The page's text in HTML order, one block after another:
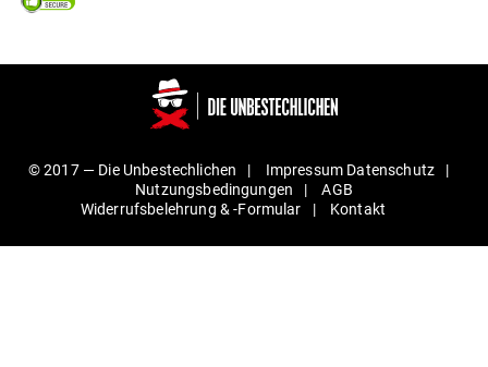
© 2017 — Die Unbestechlichen Impressum Daten­schutz
Nut­zungs­be­din­gungen
AGB
Wider­rufs­be­lehrung & ‑For­mular
Kontakt